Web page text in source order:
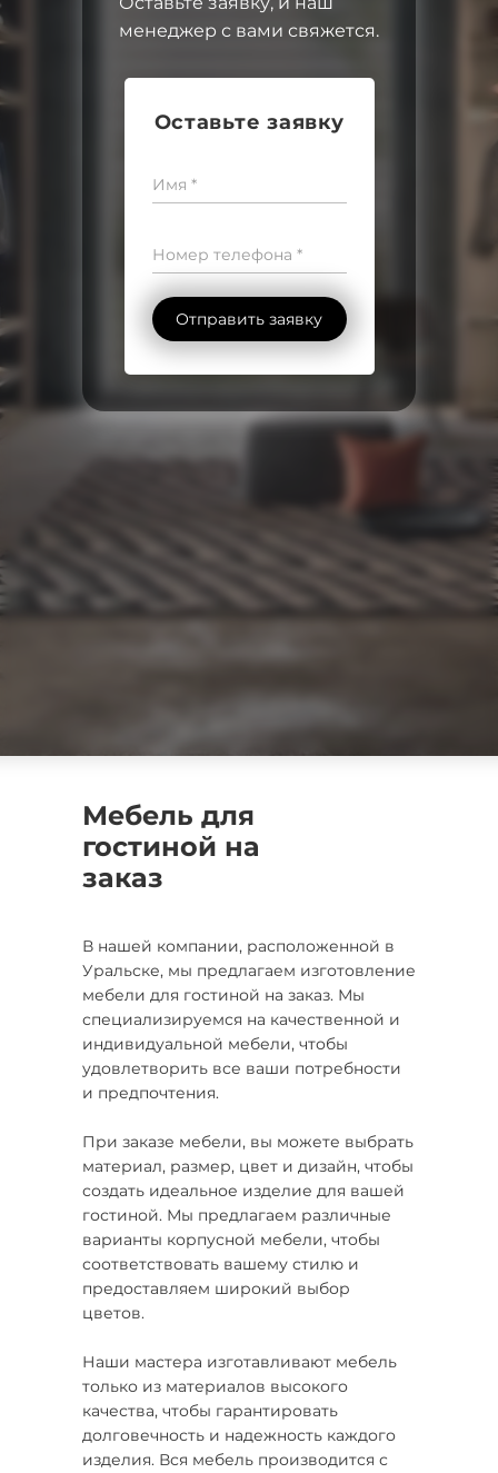
Оставьте заявку
Имя *
Номер телефона *
Отправить заявку
менеджер с вами свяжется.
В нашей компании, расположенной в
Уральске, мы предлагаем изготовление
мебели для гостиной на заказ. Мы
специализируемся на качественной и
индивидуальной мебели, чтобы
удовлетворить все ваши потребности
и предпочтения.
При заказе мебели, вы можете выбрать
материал, размер, цвет и дизайн, чтобы
создать идеальное изделие для вашей
гостиной. Мы предлагаем различные
варианты корпусной мебели, чтобы
соответствовать вашему стилю и
предоставляем широкий выбор
цветов.
Наши мастера изготавливают мебель
только из материалов высокого
качества, чтобы гарантировать
долговечность и надежность каждого
изделия. Вся мебель производится с
Мебель для
гостиной на
заказ